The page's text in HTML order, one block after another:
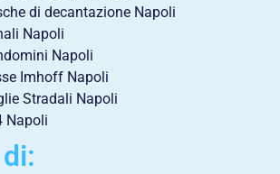
di decantazione Napoli
Napoli
Napoli
Imhoff Napoli
Stradali Napoli
Napoli